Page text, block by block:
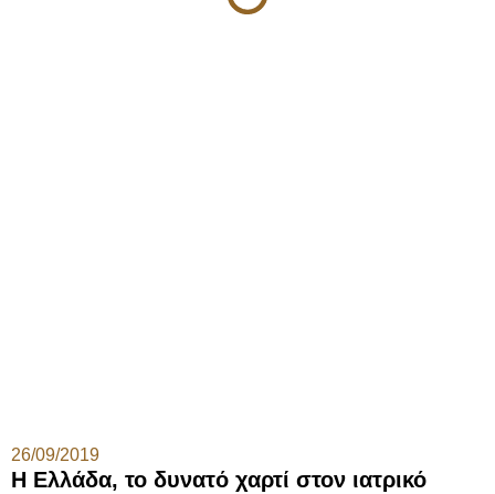
Η Ελλάδα, το δυνατό χαρτί στον ιατρικό
26/09/2019